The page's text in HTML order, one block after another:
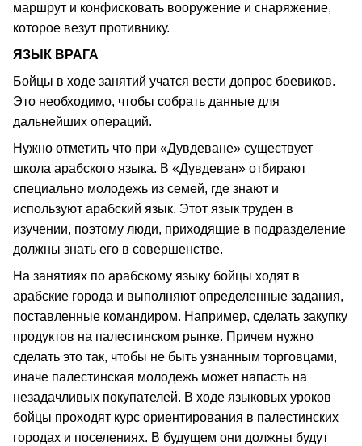
маршрут и конфисковать вооружение и снаряжение,
которое везут противнику.
ЯЗЫК ВРАГА
Бойцы в ходе занятий учатся вести допрос боевиков.
Это необходимо, чтобы собрать данные для
дальнейших операций.
Нужно отметить что при «Дувдеване» существует
школа арабского языка. В «Дувдеван» отбирают
специально молодежь из семей, где знают и
используют арабский язык. Этот язык труден в
изучении, поэтому люди, приходящие в подразделение
должны знать его в совершенстве.
На занятиях по арабскому языку бойцы ходят в
арабские города и выполняют определенные задания,
поставленные командиром. Например, сделать закупку
продуктов на палестинском рынке. Причем нужно
сделать это так, чтобы не быть узнанным торговцами,
иначе палестинская молодежь может напасть на
незадачливых покупателей. В ходе языковых уроков
бойцы проходят курс ориентирования в палестинских
городах и поселениях. В будущем они должны будут